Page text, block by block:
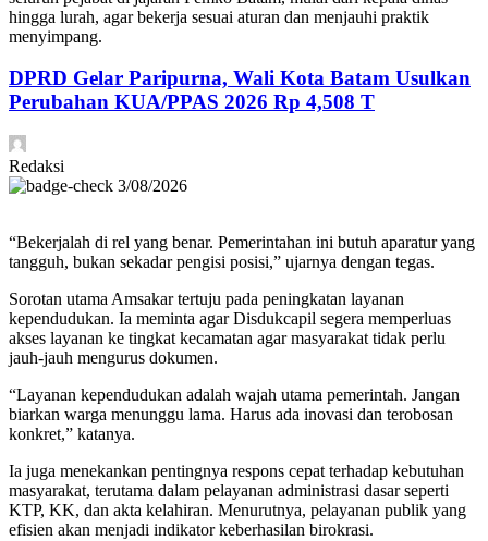
hingga lurah, agar bekerja sesuai aturan dan menjauhi praktik
menyimpang.
DPRD Gelar Paripurna, Wali Kota Batam Usulkan
Perubahan KUA/PPAS 2026 Rp 4,508 T
Redaksi
3/08/2026
“Bekerjalah di rel yang benar. Pemerintahan ini butuh aparatur yang
tangguh, bukan sekadar pengisi posisi,” ujarnya dengan tegas.
Sorotan utama Amsakar tertuju pada peningkatan layanan
kependudukan. Ia meminta agar Disdukcapil segera memperluas
akses layanan ke tingkat kecamatan agar masyarakat tidak perlu
jauh-jauh mengurus dokumen.
“Layanan kependudukan adalah wajah utama pemerintah. Jangan
biarkan warga menunggu lama. Harus ada inovasi dan terobosan
konkret,” katanya.
Ia juga menekankan pentingnya respons cepat terhadap kebutuhan
masyarakat, terutama dalam pelayanan administrasi dasar seperti
KTP, KK, dan akta kelahiran. Menurutnya, pelayanan publik yang
efisien akan menjadi indikator keberhasilan birokrasi.